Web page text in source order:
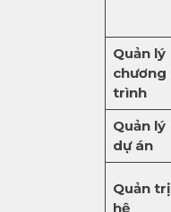
Quản lý
chương
trình
Quản lý
dự án
Quản trị
hệ